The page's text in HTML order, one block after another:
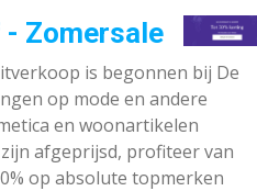
- Zomersale
is begonnen bij De
op mode en andere
en woonartikelen
afgeprijsd, profiteer van
op absolute topmerken